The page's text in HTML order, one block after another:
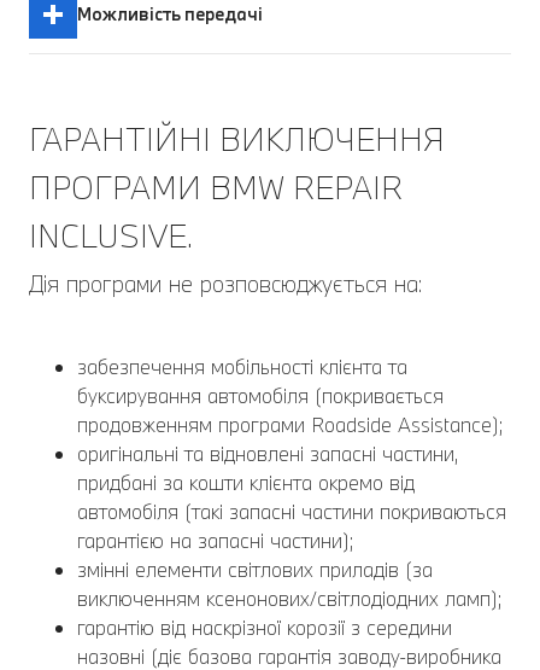
Можливість передачі
ГАРАНТІЙНІ ВИКЛЮЧЕННЯ
ПРОГРАМИ BMW REPAIR
INCLUSIVE.
Дія програми не розповсюджується на:
забезпечення мобільності клієнта та
буксирування автомобіля (покривається
продовженням програми Roadside Assistance);
оригінальні та відновлені запасні частини,
придбані за кошти клієнта окремо від
автомобіля (такі запасні частини покриваються
гарантією на запасні частини);
змінні елементи світлових приладів (за
виключенням ксенонових/світлодіодних ламп);
гарантію від наскрізної корозії з середини
назовні (діє базова гарантія заводу-виробника